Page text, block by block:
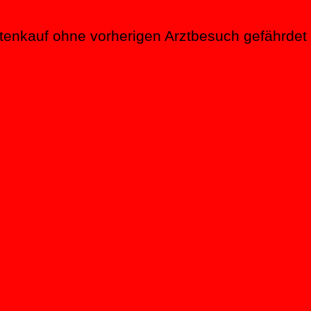
ohne vorherigen Arztbesuch gefährdet